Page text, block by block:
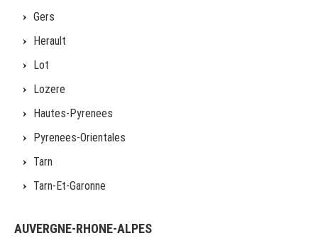
Gers
Herault
Lot
Lozere
Hautes-Pyrenees
Pyrenees-Orientales
Tarn
Tarn-Et-Garonne
AUVERGNE-RHONE-ALPES